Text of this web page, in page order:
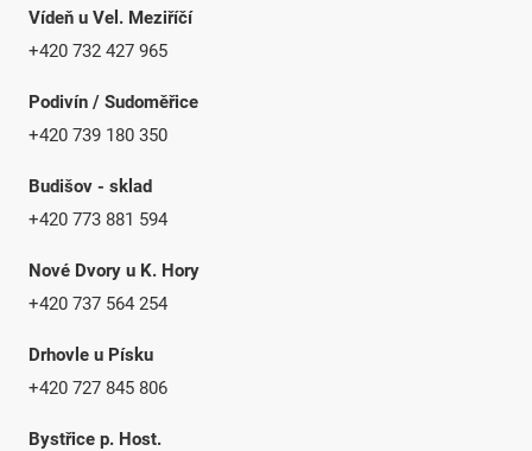
Vídeň u Vel. Meziříčí
+420 732 427 965
Podivín / Sudoměřice
+420 739 180 350
Budišov - sklad
+420 773 881 594
Nové Dvory u K. Hory
+420 737 564 254
Drhovle u Písku
+420 727 845 806
Bystřice p. Host.